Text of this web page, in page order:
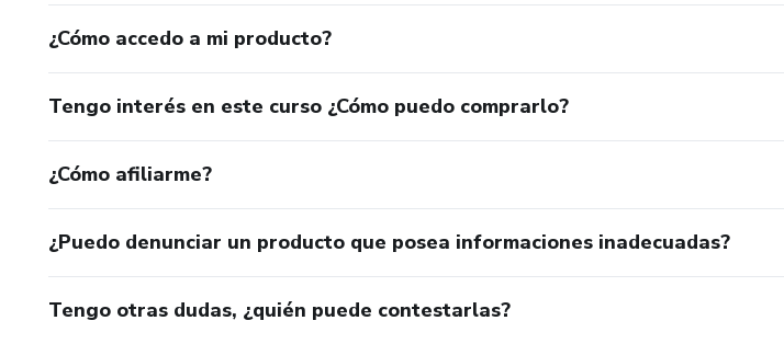
¿Cómo accedo a mi producto?
Tengo interés en este curso ¿Cómo puedo comprarlo?
¿Cómo afiliarme?
¿Puedo denunciar un producto que posea informaciones inadecuadas?
Tengo otras dudas, ¿quién puede contestarlas?